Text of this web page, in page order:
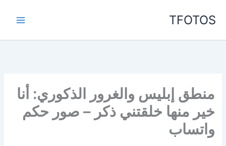
TFOTOS
منطق إبليس والغرور الذكوري: أنا
خير منها خلقتني ذكر – صور حكم
واتساب